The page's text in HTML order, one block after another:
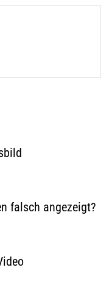
falsch angezeigt?